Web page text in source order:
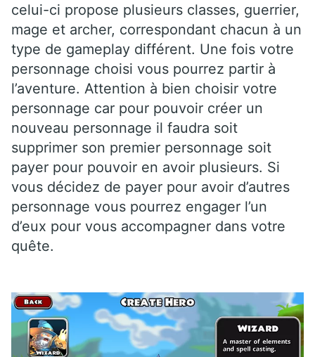
celui-ci propose plusieurs classes, guerrier,
mage et archer, correspondant chacun à un
type de gameplay différent. Une fois votre
personnage choisi vous pourrez partir à
l’aventure. Attention à bien choisir votre
personnage car pour pouvoir créer un
nouveau personnage il faudra soit
supprimer son premier personnage soit
payer pour pouvoir en avoir plusieurs. Si
vous décidez de payer pour avoir d’autres
personnage vous pourrez engager l’un
d’eux pour vous accompagner dans votre
quête.